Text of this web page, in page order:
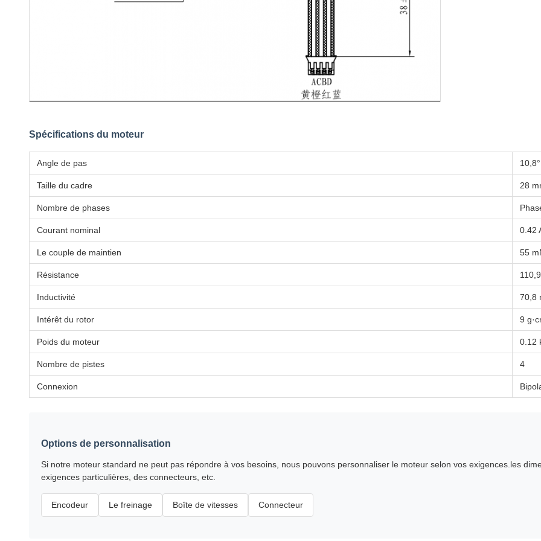
Spécifications du moteur
Angle de pas 10,8°
Taille du cadre 28
Nombre de phases
Courant nominal 0.42
Le couple de maintien 55
Résistance
Inductivité 70,8
Intérêt du rotor 9
Poids du moteur 0.12
Nombre de pistes 4
Connexion
Options de personnalisation
Si notre moteur standard ne peut pas répondre à vos besoins, nous pouvons personnaliser le moteur selon vos exigences.les
exigences particulières, des connecteurs, etc.
Encodeur Le freinage Boîte de vitesses Connecteur